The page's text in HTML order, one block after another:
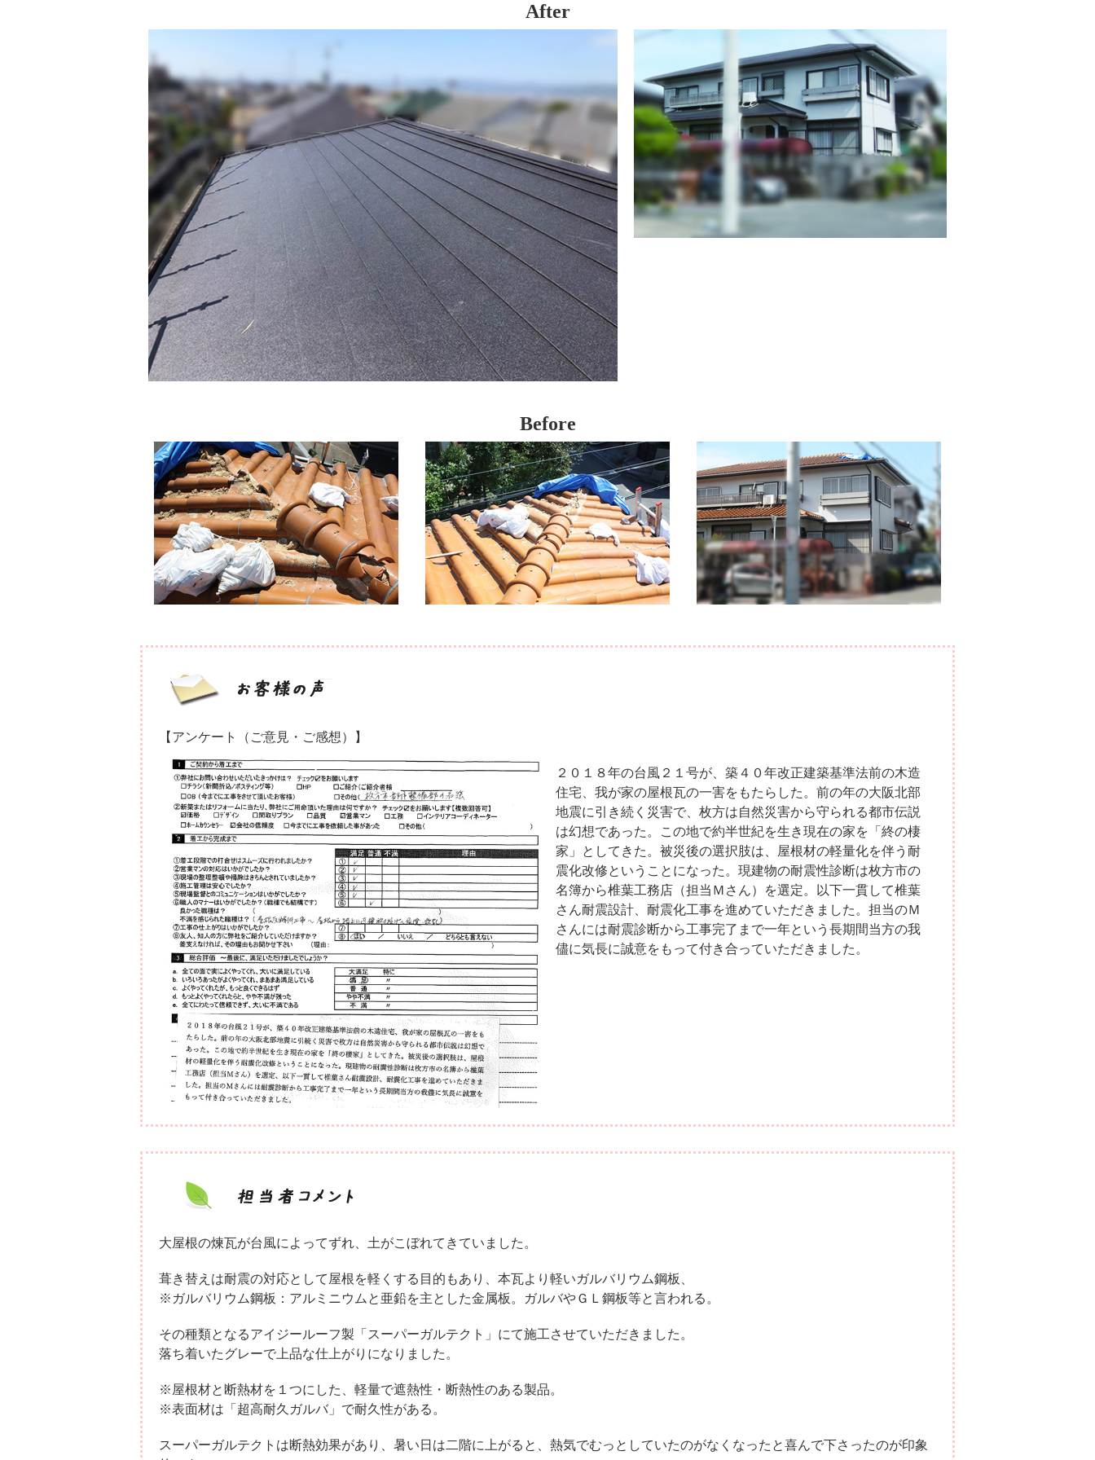
After
Before
【アンケート（ご意見・ご感想）】
２０１８年の台風２１号が、築４０年改正建築基準法前の木造
住宅、我が家の屋根瓦の一害をもたらした。前の年の大阪北部
地震に引き続く災害で、枚方は自然災害から守られる都市伝説
は幻想であった。この地で約半世紀を生き現在の家を「終の棲
家」としてきた。被災後の選択肢は、屋根材の軽量化を伴う耐
震化改修ということになった。現建物の耐震性診断は枚方市の
名簿から椎葉工務店（担当Ｍさん）を選定。以下一貫して椎葉
さん耐震設計、耐震化工事を進めていただきました。担当のＭ
さんには耐震診断から工事完了まで一年という長期間当方の我
儘に気長に誠意をもって付き合っていただきました。
大屋根の煉瓦が台風によってずれ、土がこぼれてきていました。
葺き替えは耐震の対応として屋根を軽くする目的もあり、本瓦より軽いガルバリウム鋼板、
※ガルバリウム鋼板：アルミニウムと亜鉛を主とした金属板。ガルバやＧＬ鋼板等と言われる。
その種類となるアイジールーフ製「スーパーガルテクト」にて施工させていただきました。
落ち着いたグレーで上品な仕上がりになりました。
※屋根材と断熱材を１つにした、軽量で遮熱性・断熱性のある製品。
※表面材は「超高耐久ガルバ」で耐久性がある。
スーパーガルテクトは断熱効果があり、暑い日は二階に上がると、熱気でむっとしていたのがなくなったと喜んで下さったのが印象